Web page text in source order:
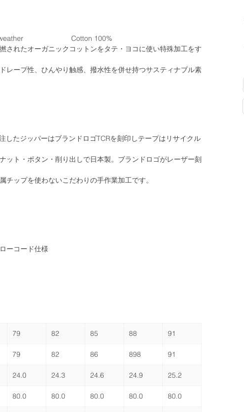
weather Cotton 100%
されたオーガニックコットンをタテ・ヨコに使い特殊加工をす
レープ性、ひんやり触感、撥水性を併せ持つサスティナブル素
したジッパーはブランドロゴTCRを刻印しテープはリサイクル
ット・ボタン・削り出しで日本製。ブランドロゴがレーザー刻
チップを使わないこだわりの手作業加工です。
ーコード仕様
79 82 85 88 91
79 82 86 898 91
24.0 24.3 24.6 24.9 25.2
80.0 80.0 80.0 80.0 80.0